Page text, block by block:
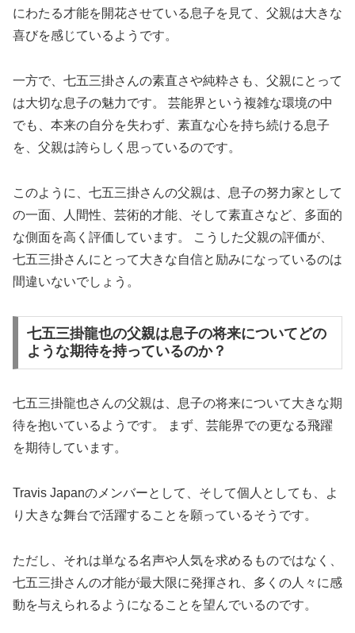
にわたる才能を開花させている息子を見て、父親は大きな
喜びを感じているようです。
一方で、七五三掛さんの素直さや純粋さも、父親にとって
は大切な息子の魅力です。 芸能界という複雑な環境の中
でも、本来の自分を失わず、素直な心を持ち続ける息子
を、父親は誇らしく思っているのです。
このように、七五三掛さんの父親は、息子の努力家として
の一面、人間性、芸術的才能、そして素直さなど、多面的
な側面を高く評価しています。 こうした父親の評価が、
七五三掛さんにとって大きな自信と励みになっているのは
間違いないでしょう。
七五三掛龍也の父親は息子の将来についてどの
ような期待を持っているのか？
七五三掛龍也さんの父親は、息子の将来について大きな期
待を抱いているようです。 まず、芸能界での更なる飛躍
を期待しています。
Travis Japanのメンバーとして、そして個人としても、よ
り大きな舞台で活躍することを願っているそうです。
ただし、それは単なる名声や人気を求めるものではなく、
七五三掛さんの才能が最大限に発揮され、多くの人々に感
動を与えられるようになることを望んでいるのです。